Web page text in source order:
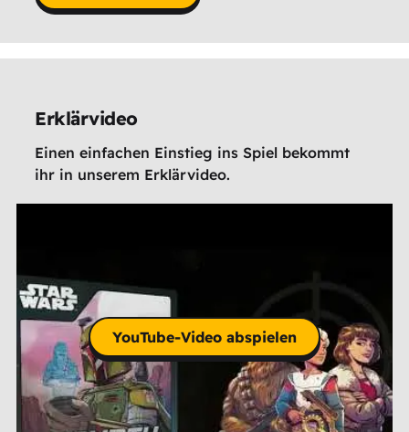
Erklärvideo
Einen einfachen Einstieg ins Spiel bekommt
ihr in unserem Erklärvideo.
YouTube-Video abspielen